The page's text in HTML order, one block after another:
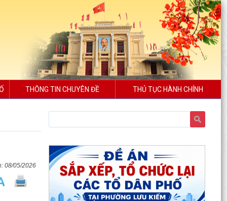
THÔNG TIN CHUYÊN ĐỀ THỦ TỤC HÀNH CHÍNH
08/05/2026